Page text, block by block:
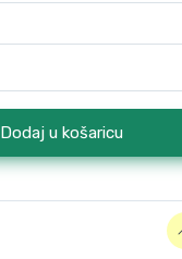
Dodaj u košaricu